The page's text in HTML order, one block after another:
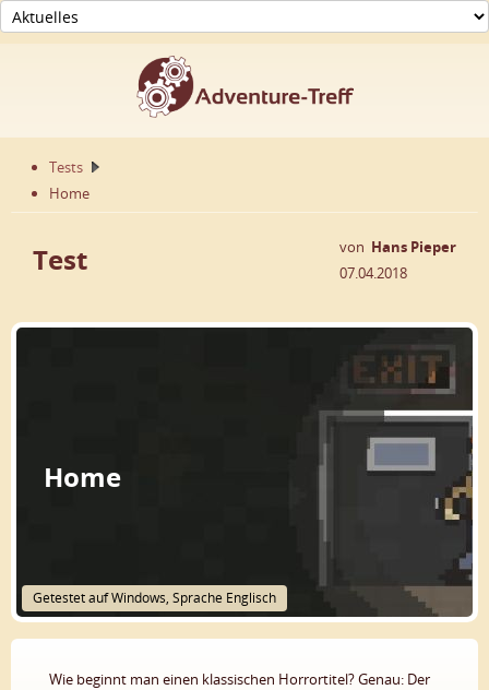
Tests
Home
Test von Hans Pieper
07.04.2018
Home
Getestet auf Windows, Sprache Englisch
Wie beginnt man einen klassischen Horrortitel? Genau: Der